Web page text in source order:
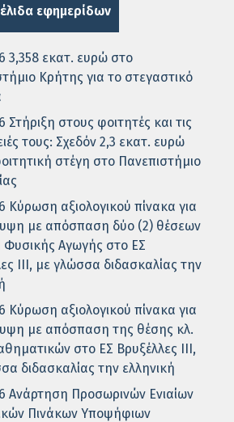
εφημερίδων
3,358 εκατ. ευρώ στο
Κρήτης για το στεγαστικό
Στήριξη στους φοιτητές και τις
τους: Σχεδόν 2,3 εκατ. ευρώ
στέγη στο Πανεπιστήμιο
Κύρωση αξιολογικού πίνακα για
με απόσπαση δύο (2) θέσεων
Φυσικής Αγωγής στο ΕΣ
ΙΙΙ, με γλώσσα διδασκαλίας την
Κύρωση αξιολογικού πίνακα για
με απόσπαση της θέσης κλ.
στο ΕΣ Βρυξέλλες ΙΙΙ,
διδασκαλίας την ελληνική
Ανάρτηση Προσωρινών Ενιαίων
Πινάκων Υποψήφιων